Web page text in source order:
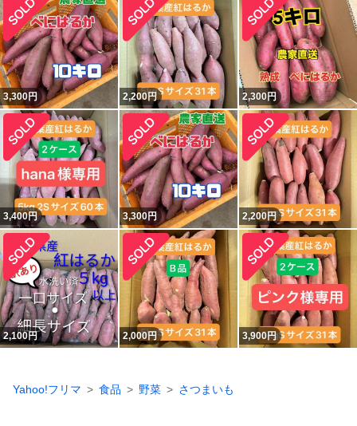
3,300円 2,200円 2,300円
3,400円 3,300円 2,200円
2,100円 2,000円 3,900円
Yahoo!フリマ 食品 野菜 さつまいも